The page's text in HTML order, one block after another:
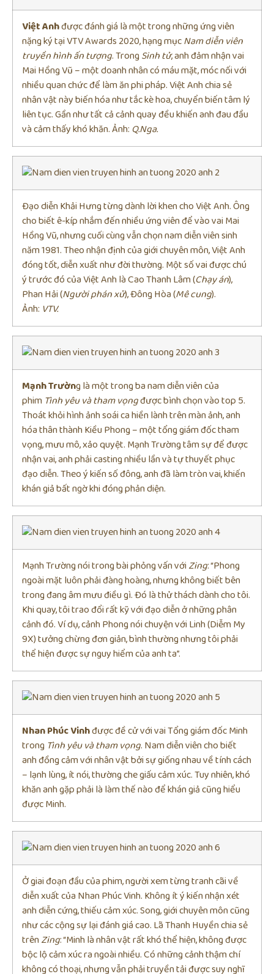
Việt Anhđược đánh giá là một trong những ứng viên
nặng ký tại VTV Awards 2020, hạng mụcNam diễn viên
truyền hình ấn tượng. TrongSinh tử, anh đảm nhận vai
Mai Hồng Vũ – một doanh nhân có máu mặt, móc nối với
nhiều quan chức để làm ăn phi pháp. Việt Anh chia sẻ
nhân vật này biến hóa như tắc kè hoa, chuyển biến tâm lý
liên tục. Gần như tất cả cảnh quay đều khiến anh đau đầu
và cảm thấy khó khăn. Ảnh: Q.Nga.
Đạo diễn Khải Hưng từng dành lời khen cho Việt Anh. Ông
cho biết ê-kíp nhắm đến nhiều ứng viên để vào vai Mai
Hồng Vũ, nhưng cuối cùng vẫn chọn nam diễn viên sinh
năm 1981. Theo nhận định của giới chuyên môn, Việt Anh
đóng tốt, diễn xuất như đời thường. Một số vai được chú
ý trước đó của Việt Anh là Cao Thanh Lâm (Chạy án),
Phan Hải (Người phán xử), Đông Hòa (Mê cung).
Ảnh: VTV.
Mạnh Trường là một trong ba nam diễn viên của
phim Tình yêu và tham vọngđược bình chọn vào top 5.
Thoát khỏi hình ảnh soái ca hiền lành trên màn ảnh, anh
hóa thân thành Kiều Phong – một tổng giám đốc tham
vọng, mưu mô, xảo quyệt. Mạnh Trường tâm sự để được
nhận vai, anh phải casting nhiều lần và tự thuyết phục
đạo diễn. Theo ý kiến số đông, anh đã làm tròn vai, khiến
khán giả bất ngờ khi đóng phản diện.
Mạnh Trường nói trong bài phỏng vấn vớiZing: “Phong
ngoài mặt luôn phải đàng hoàng, nhưng không biết bên
trong đang âm mưu điều gì. Đó là thử thách dành cho tôi.
Khi quay, tôi trao đổi rất kỹ với đạo diễn ở những phân
cảnh đó. Ví dụ, cảnh Phong nói chuyện với Linh (Diễm My
9X) tưởng chừng đơn giản, bình thường nhưng tôi phải
thể hiện được sự nguy hiểm của anh ta”.
Nhan Phúc Vinhđược đề cử với vai Tổng giám đốc Minh
trong Tình yêu và tham vọng. Nam diễn viên cho biết
anh đồng cảm với nhân vật bởi sự giống nhau về tính cách
– lạnh lùng, ít nói, thường che giấu cảm xúc. Tuy nhiên, khó
khăn anh gặp phải là làm thế nào để khán giả cũng hiểu
được Minh.
Ở giai đoạn đầu của phim, người xem từng tranh cãi về
diễn xuất của Nhan Phúc Vinh. Không ít ý kiến nhận xét
anh diễn cứng, thiếu cảm xúc. Song, giới chuyên môn cũng
như các cộng sự lại đánh giá cao. Lã Thanh Huyền chia sẻ
trênZing: “Minh là nhân vật rất khó thể hiện, không được
bộc lộ cảm xúc ra ngoài nhiều. Có những cảnh thậm chí
không có thoại, nhưng vẫn phải truyền tải được suy nghĩ